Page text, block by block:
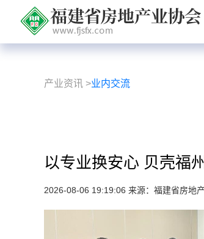
产业资讯 >业内交流
以专业换安心 贝壳福
2026-08-06 19:19:06 来源：福建省房地